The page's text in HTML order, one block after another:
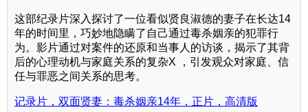
这部纪录片深入探讨了一位看似贤良淑德的妻子在长达14
年的时间里，巧妙地隐瞒了自己通过毒杀姻亲的犯罪行
为。影片通过对案件的还原和当事人的访谈，揭示了其背
后的心理动机与家庭关系的复杂X ，引发观众对家庭、信
任与罪恶之间关系的思考。
记录片，双面贤妻：毒杀姻亲14年，正片，高清版